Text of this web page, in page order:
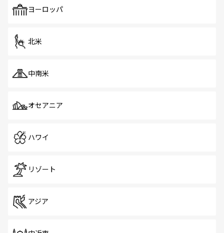
で、ホーカーズは地元の風情を楽しめる外せないスポット
ヨーロッパ
北米
中南米
オセアニア
ハワイ
リゾート
アジア